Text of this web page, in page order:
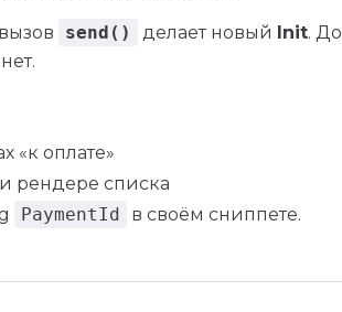
send() делает новый Init. До
«к оплате»
рендере списка
PaymentId в своём сниппете.